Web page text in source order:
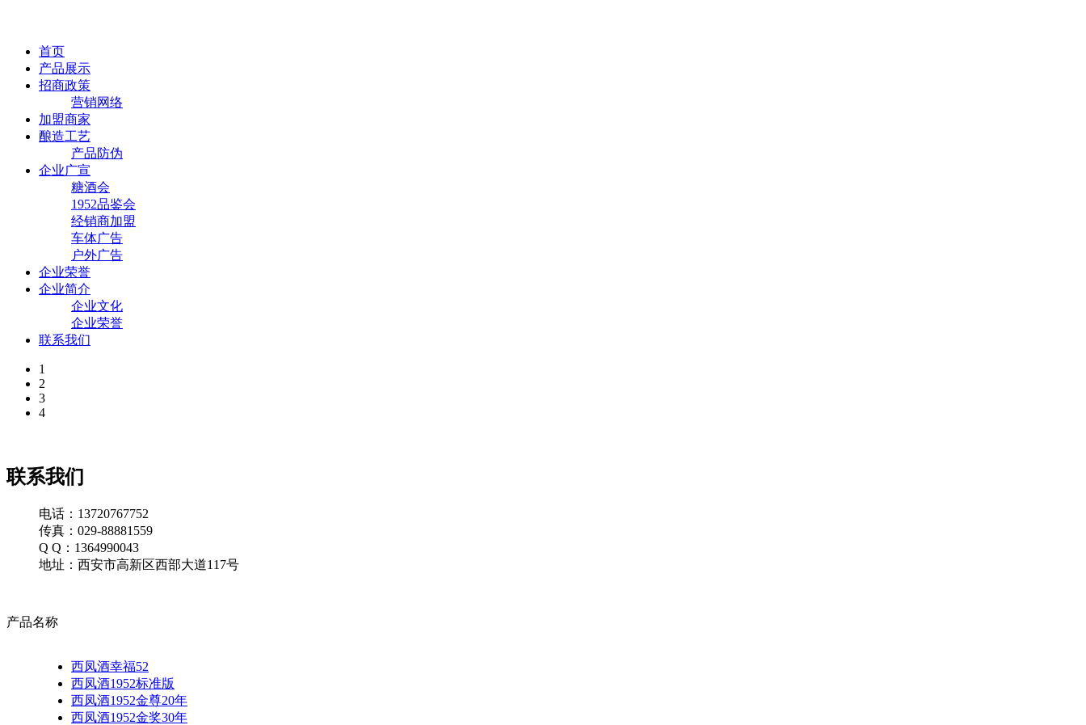
首页
产品展示
招商政策
营销网络
加盟商家
酿造工艺
产品防伪
企业广宣
糖酒会
1952品鉴会
经销商加盟
车体广告
户外广告
企业荣誉
企业简介
企业文化
企业荣誉
联系我们
1
2
3
4
联系我们
电话：13720767752
传真：029-88881559
Q Q：1364990043
地址：西安市高新区西部大道117号
产品名称
西凤酒幸福52
西凤酒1952标准版
西凤酒1952金尊20年
西凤酒1952金奖30年